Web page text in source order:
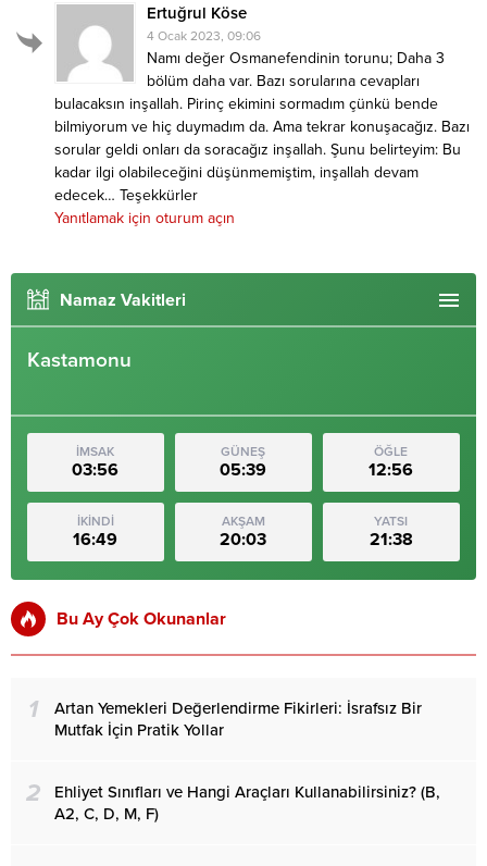
Ertuğrul Köse
4 Ocak 2023, 09:06
Namı değer Osmanefendinin torunu; Daha 3
bölüm daha var. Bazı sorularına cevapları
bulacaksın inşallah. Pirinç ekimini sormadım çünkü bende
bilmiyorum ve hiç duymadım da. Ama tekrar konuşacağız. Bazı
sorular geldi onları da soracağız inşallah. Şunu belirteyim: Bu
kadar ilgi olabileceğini düşünmemiştim, inşallah devam
edecek… Teşekkürler
Yanıtlamak için oturum açın
Namaz Vakitleri
Kastamonu
İMSAK
03:56
GÜNEŞ
05:39
ÖĞLE
12:56
İKİNDİ
16:49
AKŞAM
20:03
YATSI
21:38
Bu Ay Çok Okunanlar
1
Artan Yemekleri Değerlendirme Fikirleri: İsrafsız Bir
Mutfak İçin Pratik Yollar
2
Ehliyet Sınıfları ve Hangi Araçları Kullanabilirsiniz? (B,
A2, C, D, M, F)